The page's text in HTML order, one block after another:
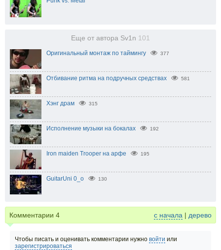
Еще от автора Sv1n 101
Оригинальный монтаж по таймингу 377
Отбивание ритма на подручных средствах 581
Хэнг драм 315
Исполнение музыки на бокалах 192
Iron maiden Trooper на арфе 195
GuitarUni 0_о 130
Комментарии 4 с начала | дерево
Чтобы писать и оценивать комментарии нужно войти или
зарегистрироваться